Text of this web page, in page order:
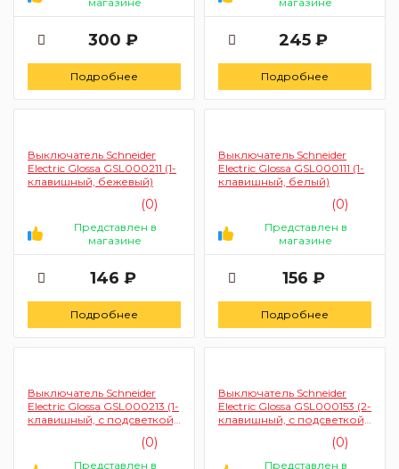
300 ₽
Подробнее
245 ₽
Подробнее
Выключатель Schneider
Electric Glossa GSL000211 (1-
клавишный, бежевый)
(0)
Представлен в
магазине
146 ₽
Подробнее
Выключатель Schneider
Electric Glossa GSL000111 (1-
клавишный, белый)
(0)
Представлен в
магазине
156 ₽
Подробнее
Выключатель Schneider
Electric Glossa GSL000213 (1-
клавишный, с подсветкой,
(0)
Представлен в
Выключатель Schneider
Electric Glossa GSL000153 (2-
клавишный, с подсветкой,
(0)
Представлен в